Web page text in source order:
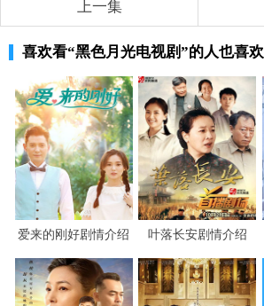
上一集
喜欢看“黑色月光电视剧”的人也喜欢
爱来的刚好剧情介绍 叶落长安剧情介绍